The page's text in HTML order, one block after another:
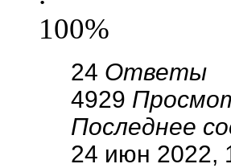
100%
24 Ответы
4929
Последнее
24 июн 2022,